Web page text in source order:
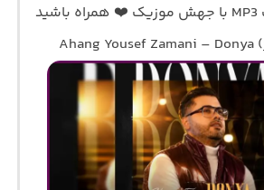
Ahang Yousef Zamani – Donya